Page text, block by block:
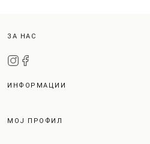
ЗА НАС
ИНФОРМАЦИИ
МОЈ ПРОФИЛ